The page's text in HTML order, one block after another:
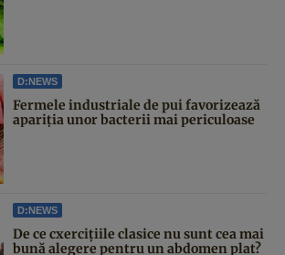
D:NEWS
Fermele industriale de pui favorizează
apariția unor bacterii mai periculoase
D:NEWS
De ce cxercițiile clasice nu sunt cea mai
bună alegere pentru un abdomen plat?